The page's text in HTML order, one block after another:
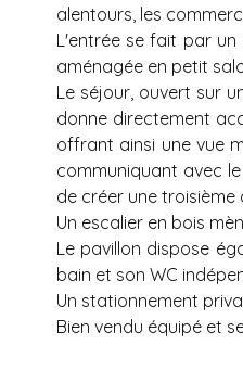
alentours, les
L'entrée se fait par
aménagée en petit
Le séjour, ouvert sur
donne directement
offrant ainsi une vue
communiquant avec
de créer une troisième
Un escalier en bois
Le pavillon dispose
bain et son WC
Un stationnement
Bien vendu équipé et